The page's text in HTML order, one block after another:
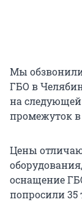
Мы обзвонили
ГБО в
на следующей
промежуток в
Цены
оснащение
попросили